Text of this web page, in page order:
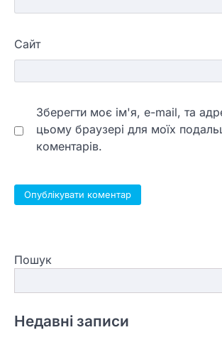
Сайт
Зберегти моє ім'я, e-mail, та
цьому браузері для моїх
коментарів.
Пошук
Недавні записи